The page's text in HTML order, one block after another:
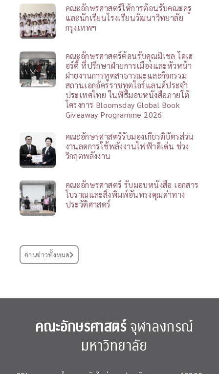
คณะอักษรศาสตร์ให้การต้อนรับคณะครู
และนักเรียนโรงเรียนวัฒนาวิทยาลัย
กรุงเทพฯ
คณะอักษรศาสตร์ต้อนรับคุณมิเชล โดเฮ
อร์ตี้ ที่ปรึกษาฝ่ายการเมืองและหัวหน้า
ฝ่ายงานการทูตสาธารณะและกิจกรรม
สถานเอกอัครราชทูตไอร์แลนด์ประจำ
ประเทศไทย ในพิธีมอบหนังสือภายใต้
โครงการ Bloomsday Global Book
Giveaway Programme 2026
คณะอักษรศาสตร์รับมองเกียรติบัตรส่วน
งานลดการใช้พลังงานไฟฟ้าดีเด่น ช่วง
วิกฤตพลังงาน
คณะอักษรศาสตร์ รับมอบหนังสือ เอกสาร
โบราณและสิ่งพิมพ์อันทรงคุณค่าทาง
ประวัติศาสตร์
อ่านข่าวทั้งหมด
คณะอักษรศาสตร์จุฬาลงกรณ์
มหาวิทยาลัย